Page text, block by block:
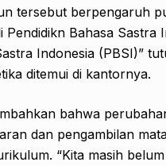
tersebut berpengaruh
Pendidikn Bahasa Sastra
Indonesia (PBSI)”
ditemui di kantornya.
bahwa
dan pengambilan
“Kita masih